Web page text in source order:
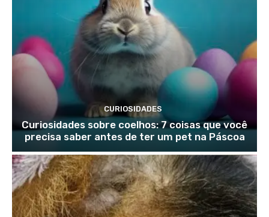
CURIOSIDADES
Curiosidades sobre coelhos: 7 coisas que você
precisa saber antes de ter um pet na Páscoa